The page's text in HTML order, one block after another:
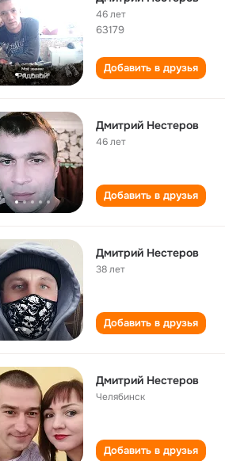
46 лет
63179
Добавить в друзья
Дмитрий Нестеров
46 лет
Добавить в друзья
Дмитрий Нестеров
38 лет
Добавить в друзья
Дмитрий Нестеров
Челябинск
Добавить в друзья